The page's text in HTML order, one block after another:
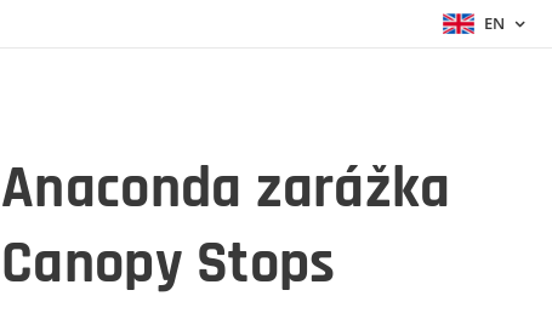
EN
Anaconda zarážka
Canopy Stops